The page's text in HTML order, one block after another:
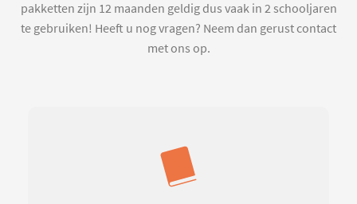
pakketten zijn 12 maanden geldig dus vaak in 2 schooljaren
te gebruiken! Heeft u nog vragen? Neem dan gerust contact
met ons op.